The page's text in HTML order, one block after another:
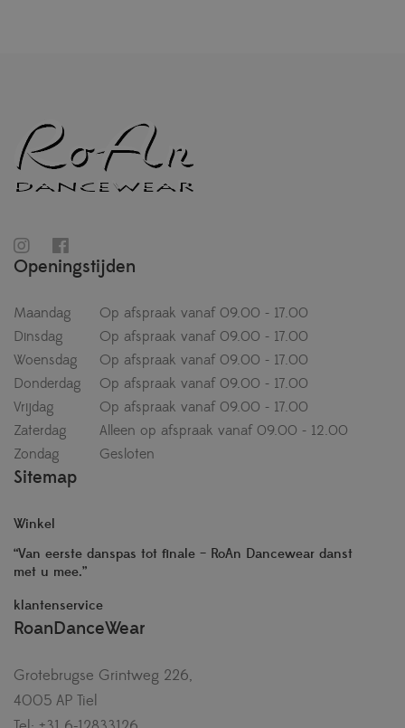
Openingstijden
Maandag
Op afspraak vanaf 09.00 - 17.00
Dinsdag
Op afspraak vanaf 09.00 - 17.00
Woensdag
Op afspraak vanaf 09.00 - 17.00
Donderdag
Op afspraak vanaf 09.00 - 17.00
Vrijdag
Op afspraak vanaf 09.00 - 17.00
Zaterdag
Alleen op afspraak vanaf 09.00 - 12.00
Zondag
Gesloten
Sitemap
Winkel
“Van eerste danspas tot finale – RoAn Dancewear danst
met u mee.”
klantenservice
RoanDanceWear
Grotebrugse Grintweg 226,
4005 AP Tiel